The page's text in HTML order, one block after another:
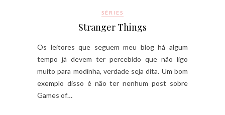
SÉRIES
Stranger Things
Os leitores que seguem meu blog há algum
tempo já devem ter percebido que não ligo
muito para modinha, verdade seja dita. Um bom
exemplo disso é não ter nenhum post sobre
Games of…